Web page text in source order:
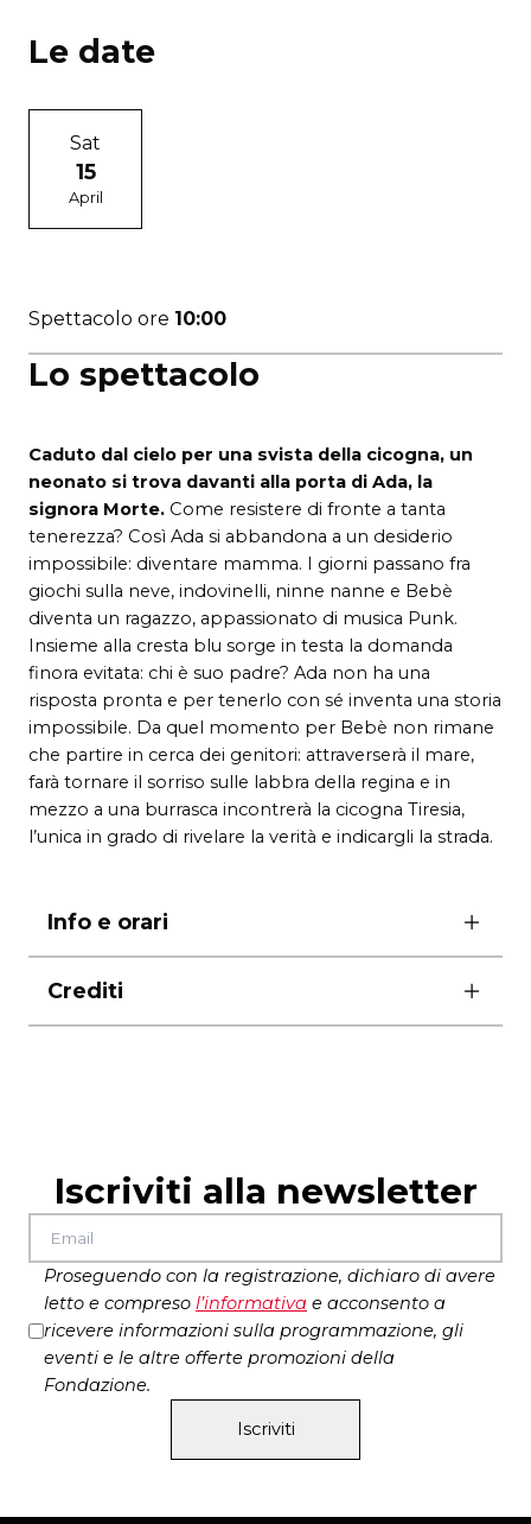
Lo spettacolo
Caduto dal cielo per una svista della cicogna, un
neonato si trova davanti alla porta di Ada, la
signora Morte. Come resistere di fronte a tanta
tenerezza? Così Ada si abbandona a un desiderio
impossibile: diventare mamma. I giorni passano fra
giochi sulla neve, indovinelli, ninne nanne e Bebè
diventa un ragazzo, appassionato di musica Punk.
Insieme alla cresta blu sorge in testa la domanda
finora evitata: chi è suo padre? Ada non ha una
risposta pronta e per tenerlo con sé inventa una storia
impossibile. Da quel momento per Bebè non rimane
che partire in cerca dei genitori: attraverserà il mare,
farà tornare il sorriso sulle labbra della regina e in
mezzo a una burrasca incontrerà la cicogna Tiresia,
l’unica in grado di rivelare la verità e indicargli la strada.
Info e orari
ore 10.00 Sala B
dai 5 anni
durata 50′
Crediti
Le date
Sat
15
April
Spettacolo ore 10:00
Iscriviti alla newsletter
Proseguendo con la registrazione, dichiaro di avere
letto e compreso l’informativa e acconsento a
ricevere informazioni sulla programmazione, gli
eventi e le altre offerte promozioni della
Fondazione.
Iscriviti